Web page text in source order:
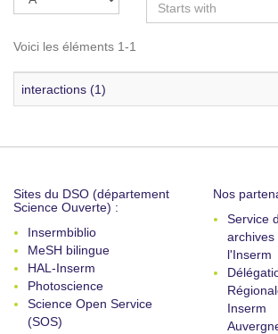
Voici les éléments 1-1
interactions (1)
Sites du DSO (département
Science Ouverte) :
Insermbiblio
MeSH bilingue
HAL-Inserm
Photoscience
Science Open Service
(SOS)
Nos
Service
archives
l'Inserm
Inserm